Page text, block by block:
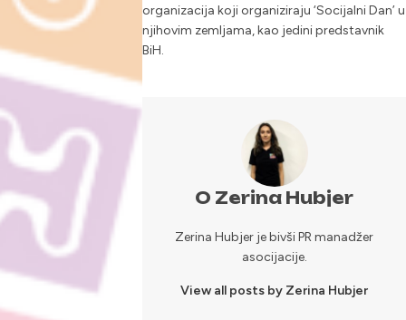
organizacija koji organiziraju ‘Socijalni Dan’ u
njihovim zemljama, kao jedini predstavnik
BiH.
O Zerina Hubjer
Zerina Hubjer je bivši PR manadžer
asocijacije.
View all posts by Zerina Hubjer